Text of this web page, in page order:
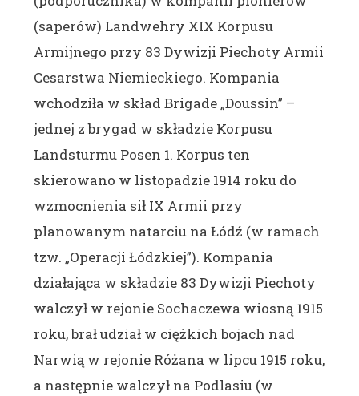
(saperów) Landwehry XIX Korpusu
Armijnego przy 83 Dywizji Piechoty Armii
Cesarstwa Niemieckiego. Kompania
wchodziła w skład Brigade „Doussin” –
jednej z brygad w składzie Korpusu
Landsturmu Posen 1. Korpus ten
skierowano w listopadzie 1914 roku do
wzmocnienia sił IX Armii przy
planowanym natarciu na Łódź (w ramach
tzw. „Operacji Łódzkiej”). Kompania
działająca w składzie 83 Dywizji Piechoty
walczył w rejonie Sochaczewa wiosną 1915
roku, brał udział w ciężkich bojach nad
Narwią w rejonie Różana w lipcu 1915 roku,
a następnie walczył na Podlasiu (w